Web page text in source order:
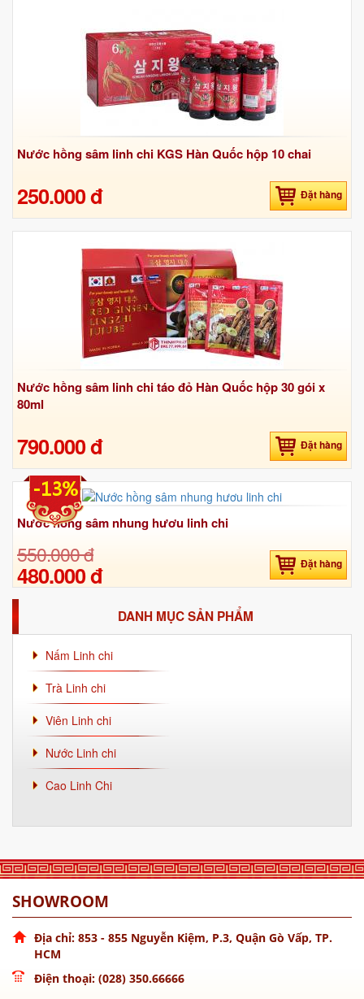
Nước hồng sâm linh chi KGS Hàn Quốc hộp 10 chai
250.000 đ Đặt hàng
Nước hồng sâm linh chi táo đỏ Hàn Quốc hộp 30 gói x
80ml
790.000 đ Đặt hàng
Nước hồng sâm nhung hươu linh chi
550.000 đ
480.000 đ Đặt hàng
-13%
DANH MỤC SẢN PHẨM
Nấm Linh chi
Trà Linh chi
Viên Linh chi
Nước Linh chi
Cao Linh Chi
SHOWROOM
Địa chỉ: 853 - 855 Nguyễn Kiệm, P.3, Quận Gò Vấp, TP.
HCM
Điện thoại: (028) 350.66666